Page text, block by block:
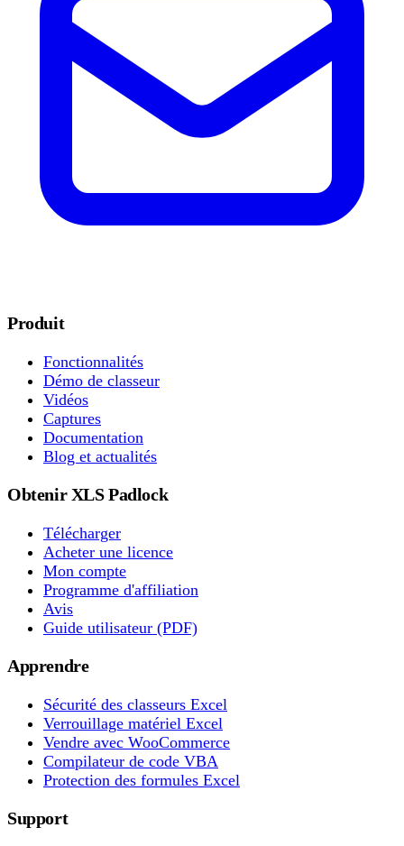
Produit
Fonctionnalités
Démo de classeur
Vidéos
Captures
Documentation
Blog et actualités
Obtenir XLS Padlock
Télécharger
Acheter une licence
Mon compte
Programme d'affiliation
Avis
Guide utilisateur (PDF)
Apprendre
Sécurité des classeurs Excel
Verrouillage matériel Excel
Vendre avec WooCommerce
Compilateur de code VBA
Protection des formules Excel
Support